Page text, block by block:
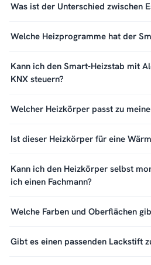
Was ist der Unterschied zwischen
Welche Heizprogramme hat der
Kann ich den Smart-Heizstab mit
KNX steuern?
Welcher Heizkörper passt zu
Ist dieser Heizkörper für eine
Kann ich den Heizkörper selbst
ich einen Fachmann?
Welche Farben und Oberflächen
Gibt es einen passenden Lackstift